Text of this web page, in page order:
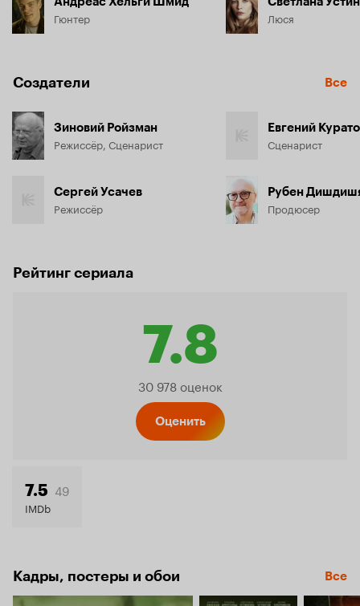
Гюнтер Люся
Создатели Все
Зиновий Ройзман
Режиссёр, Сценарист
Сергей Усачев
Режиссёр
Евгений
Сценарист
Рубен
Продюсер
Рейтинг сериала
7.8
Рейтинг
30 978 оценок
Оценить
7.5 49
IMDb
Кадры, постеры и обои Все